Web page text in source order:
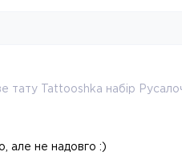
тату Tattooshka набір
але не надовго :)